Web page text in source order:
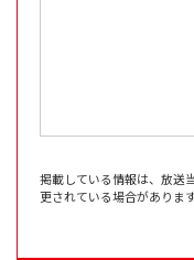
掲載している情報は、放送
更されている場合があります